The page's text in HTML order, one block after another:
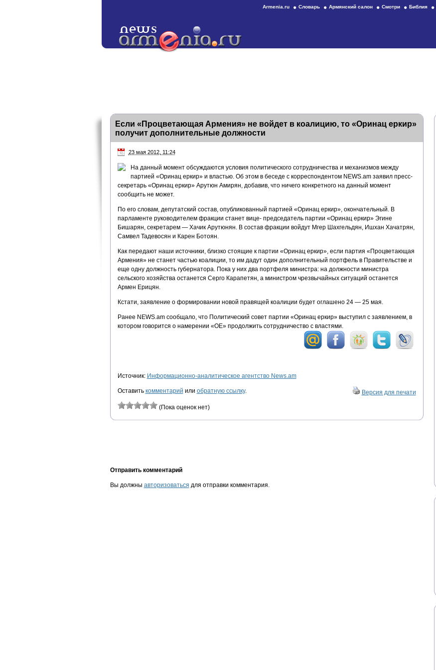
Armenia.ru Словарь Армянский салон Смотри Библия
Если «Процветающая Армения» не войдет в коалицию, то «Оринац еркир»
получит дополнительные должности
23 мая 2012, 11:24
На данный момент обсуждаются условия политического сотрудничества и механизмов между
партией «Оринац еркир» и властью. Об этом в беседе с корреспондентом NEWS.am заявил пресс-
секретарь «Оринац еркир» Арутюн Амирян, добавив, что ничего конкретного на данный момент
сообщить не может.
По его словам, депутатский состав, опубликованный партией «Оринац еркир», окончательный. В
парламенте руководителем фракции станет вице- председатель партии «Оринац еркир» Эгине
Бишарян, секретарем — Хачик Арутюнян. В состав фракции войдут Мгер Шахгельдян, Ишхан Хачатрян,
Самвел Тадевосян и Карен Ботоян.
Как передают наши источники, близко стоящие к партии «Оринац еркир», если партия «Процветающая
Армения» не станет частью коалиции, то им дадут один дополнительный портфель в Правительстве и
еще одну должность губернатора. Пока у них два портфеля министра: на должности министра
сельского хозяйства останется Серго Карапетян, а министром чрезвычайных ситуаций останется
Армен Ерицян.
Кстати, заявление о формировании новой правящей коалиции будет оглашено 24 — 25 мая.
Ранее NEWS.am сообщало, что Политический совет партии «Оринац еркир» выступил с заявлением, в
котором говорится о намерении «ОЕ» продолжить сотрудничество с властями.
Источник: Информационно-аналитическое агентство News.am
Оставить комментарий или обратную ссылку. Версия для печати
(Пока оценок нет)
Отправить комментарий
Вы должны авторизоваться для отправки комментария.